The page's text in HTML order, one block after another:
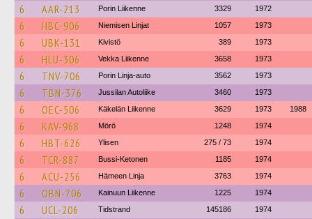
6 AAR-213 Porin Liikenne 3329 1972
6 HBC-906 Niemisen Linjat 1057 1973
6 UBK-131 Kivistö 389 1973
6 HLU-306 Vekka Liikenne 3658 1973
6 TNV-706 Porin Linja-auto 3562 1973
6 TBN-376 Jussilan Autoliike 3460 1973
6 OEC-506 Käkelän Liikenne 3629 1973 1988
6 KAV-968 Mörö 1248 1974
6 HBT-626 Ylisen 275 / 73 1974
6 TCR-887 Bussi-Ketonen 1185 1974
6 ACU-256 Hämeen Linja 3763 1974
6 OBN-706 Kainuun Liikenne 1225 1974
6 UCL-206 Tidstrand 145186 1974